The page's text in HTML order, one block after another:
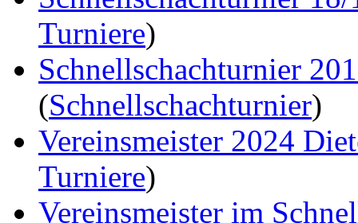
Turniere)
Schnellschachturnier
(Schnellschachturnier)
Vereinsmeister 2024
Turniere)
Vereinsmeister im